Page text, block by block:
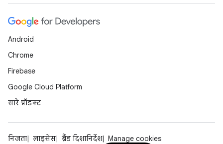
Android
Chrome
Firebase
Google Cloud Platform
सारे प्रॉडक्ट
निजता लाइसेंस ब्रैंड दिशानिर्देश Manage cookies